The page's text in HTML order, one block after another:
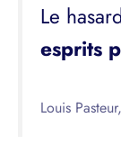
Le
esprits
Louis